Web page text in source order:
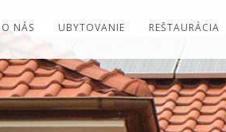
O NÁS UBYTOVANIE REŠTAURÁCIA